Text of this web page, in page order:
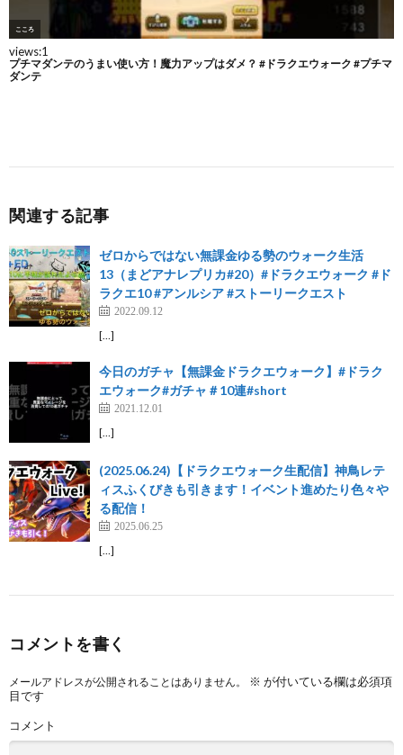
関連する記事
ゼロからではない無課金ゆる勢のウォーク生活
13（まどアナレプリカ#20）#ドラクエウォーク #ド
ラクエ10 #アンルシア #ストーリークエスト
2022.09.12
[…]
今日のガチャ【無課金ドラクエウォーク】#ドラク
エウォーク#ガチャ＃10連#short
2021.12.01
[…]
(2025.06.24)【ドラクエウォーク生配信】神鳥レテ
ィスふくびきも引きます！イベント進めたり色々や
る配信！
2025.06.25
[…]
コメントを書く
メールアドレスが公開されることはありません。 ※ が付いている欄は必須項
目です
コメント